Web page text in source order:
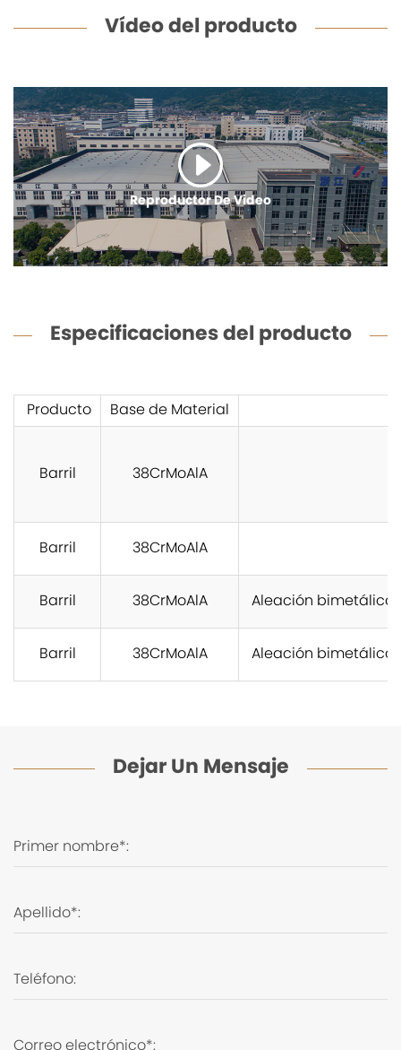
Vídeo del producto
Reproductor De Video
Especificaciones del producto
Producto Base de Material
Barril 38CrMoAlA
Barril 38CrMoAlA
Barril 38CrMoAlA Aleación bimetálica
Barril 38CrMoAlA Aleación bimetálica
Dejar Un Mensaje